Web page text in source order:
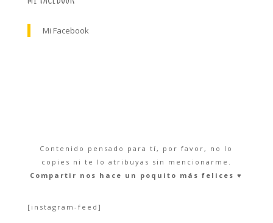
Mi Facebook
Contenido pensado para tí, por favor, no lo
copies ni te lo atribuyas sin mencionarme.
Compartir nos hace un poquito más felices ♥︎
[instagram-feed]